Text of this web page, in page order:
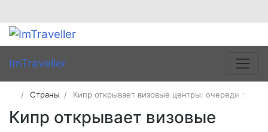
ImTraveller
Страны Кипр открывает визовые центры: очереди тают,
Кипр открывает визовые